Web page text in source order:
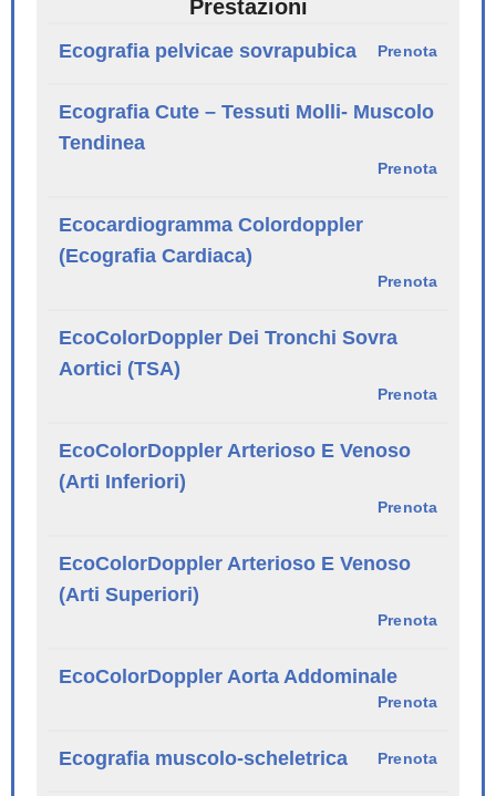
Prestazioni
Ecografia pelvicae sovrapubica Prenota
Ecografia Cute – Tessuti Molli- Muscolo
Tendinea
Prenota
Ecocardiogramma Colordoppler
(Ecografia Cardiaca)
Prenota
EcoColorDoppler Dei Tronchi Sovra
Aortici (TSA)
Prenota
EcoColorDoppler Arterioso E Venoso
(Arti Inferiori)
Prenota
EcoColorDoppler Arterioso E Venoso
(Arti Superiori)
Prenota
EcoColorDoppler Aorta Addominale
Prenota
Ecografia muscolo-scheletrica Prenota